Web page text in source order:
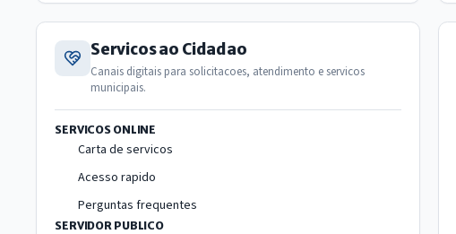
Servicos ao Cidadao
Canais digitais para solicitacoes, atendimento e servicos
municipais.
SERVICOS ONLINE
Carta de servicos
Acesso rapido
Perguntas frequentes
SERVIDOR PUBLICO